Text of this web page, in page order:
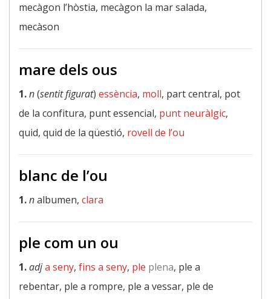
mecàgon l’hòstia, mecàgon la mar salada,
mecàson
mare dels ous
1.n(sentit figurat) essència, moll, part central, pot
de la confitura, punt essencial, punt neuràlgic,
quid, quid de la qüestió, rovell de l’ou
blanc de l’ou
1.nalbumen, clara
ple com un ou
1.adja seny, fins a seny, ple plena, ple a
rebentar, ple a rompre, ple a vessar, ple de